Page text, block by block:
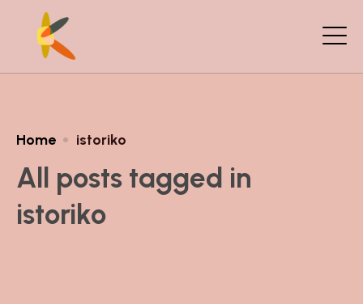
Home istoriko
All posts tagged in
istoriko